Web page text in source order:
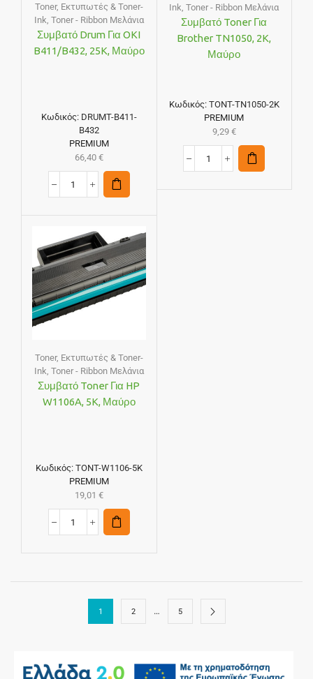
Toner, Εκτυπωτές & Toner-
Ink Toner - Ribbon Μελάνια
Συμβατό Drum Για OKI
B411/B432, 25K, Μαύρο
Κωδικός: DRUMT-B411-
B432
PREMIUM
66,40 €
Ink ,Toner - Ribbon Μελάνια
Συμβατό Toner Για
Brother TN1050, 2K,
Μαύρο
Κωδικός: TONT-TN1050-2K
PREMIUM
9,29 €
Toner, Εκτυπωτές & Toner-
Ink Toner - Ribbon Μελάνια
Συμβατό Toner Για HP
W1106A, 5K, Μαύρο
Κωδικός: TONT-W1106-5K
PREMIUM
19,01 €
1 2 … 5